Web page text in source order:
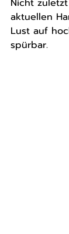
Nicht
aktuellen
Lust auf
spürbar.